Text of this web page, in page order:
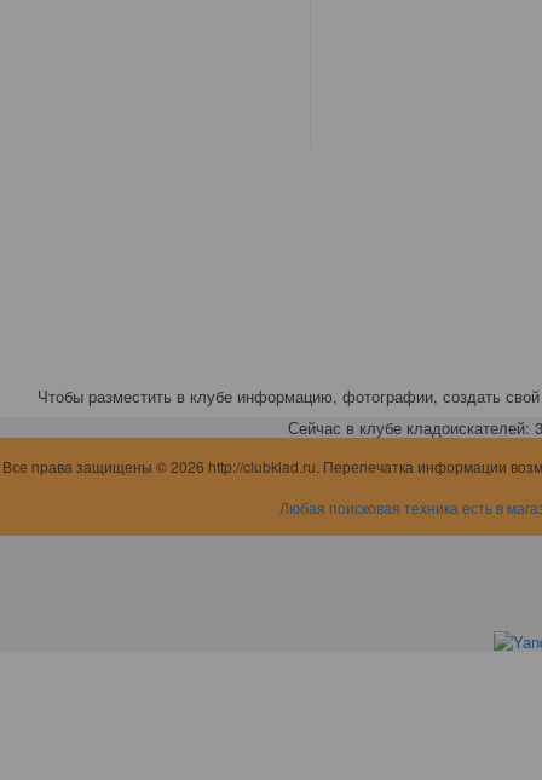
Чтобы разместить в клубе информацию, фотографии, создать свой
Сейчас в клубе кладоискателей:
Все права защищены © 2026 http://clubklad.ru. Перепечатка информации
Любая поисковая техника есть в